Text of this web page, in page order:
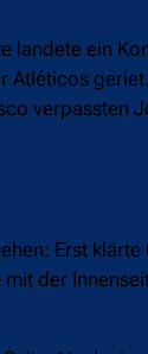
landete ein
Atléticos
verpassten
Erst klärte
der